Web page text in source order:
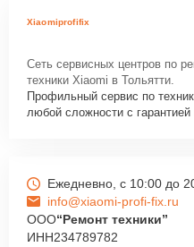
Xiaomiprofifix
Сеть сервисных центров по
техники Xiaomi в Тольятти.
Профильный сервис по
любой сложности с гарантией
Ежедневно, с 10:00 до
info@xiaomi-profi-fix.ru
ООО“Ремонт техники”
ИНН234789782